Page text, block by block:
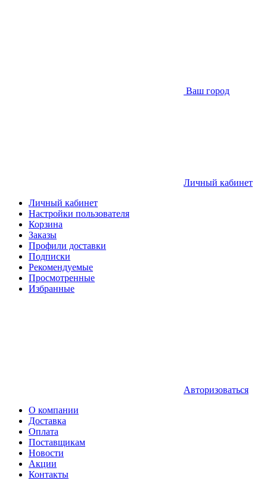
Ваш город
Личный кабинет
Личный кабинет
Настройки пользователя
Корзина
Заказы
Профили доставки
Подписки
Рекомендуемые
Просмотренные
Избранные
Авторизоваться
О компании
Доставка
Оплата
Поставщикам
Новости
Акции
Контакты